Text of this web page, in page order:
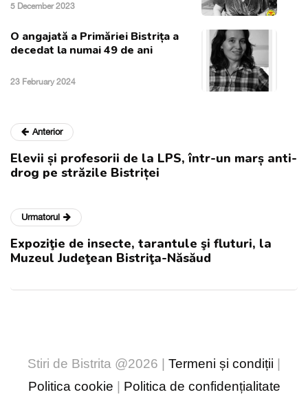
5 December 2023
O angajată a Primăriei Bistrița a
decedat la numai 49 de ani
23 February 2024
Anterior
Elevii și profesorii de la LPS, într-un marș anti-
drog pe străzile Bistriței
Urmatorul
Expoziţie de insecte, tarantule şi fluturi, la
Muzeul Judeţean Bistriţa-Năsăud
Stiri de Bistrita @2026 | Termeni și condiții
Politica cookie
Politica de confidențialitate